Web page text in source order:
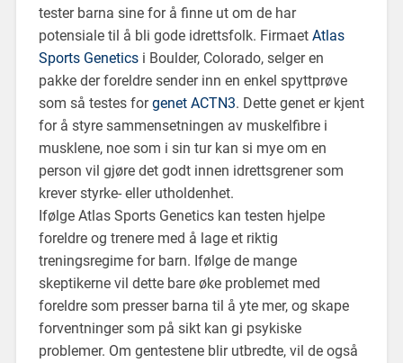
tester barna sine for å finne ut om de har
potensiale til å bli gode idrettsfolk. Firmaet Atlas
Sports Geneticsi Boulder, Colorado, selger en
pakke der foreldre sender inn en enkel spyttprøve
som så testes forgenet ACTN3. Dette genet er kjent
for å styre sammensetningen av muskelfibre i
musklene, noe som i sin tur kan si mye om en
person vil gjøre det godt innen idrettsgrener som
krever styrke- eller utholdenhet.
Ifølge Atlas Sports Genetics kan testen hjelpe
foreldre og trenere med å lage et riktig
treningsregime for barn. Ifølge de mange
skeptikerne vil dette bare øke problemet med
foreldre som presser barna til å yte mer, og skape
forventninger som på sikt kan gi psykiske
problemer. Om gentestene blir utbredte, vil de også